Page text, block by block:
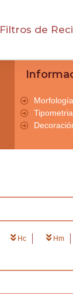
Filtros de
Hc Hm